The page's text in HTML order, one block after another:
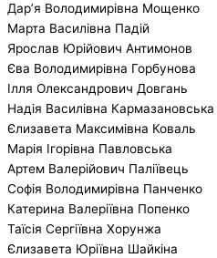
Дар’я Володимирівна Мощенко
Марта Василівна Падій
Ярослав Юрійович Антимонов
Єва Володимирівна Горбунова
Ілля Олександрович Довгань
Надія Василівна Кармазановська
Єлизавета Максимівна Коваль
Марія Ігорівна Павловська
Артем Валерійович Паліївець
Софія Володимирівна Панченко
Катерина Валеріївна Попенко
Таїсія Сергіївна Хорунжа
Єлизавета Юріївна Шайкіна